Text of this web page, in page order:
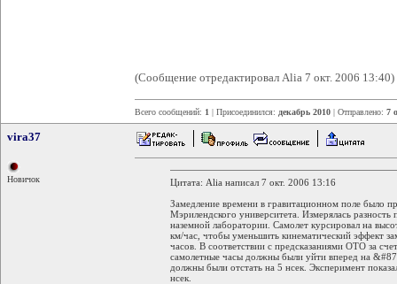
(Сообщение отредактировал Alia 7 окт. 2006 13:40)
Всего сообщений: 1 | Присоединился: декабрь 2010 | Отправлено: 7
vira37
Новичок
Цитата: Alia написал 7 окт. 2006 13:16
Замедление времени в гравитационном поле было
Мэрилендского университета. Измерялась
наземной лаборатории. Самолет курсировал на
км/час, чтобы уменьшить кинематический эффект
часов. В соответствии с предсказаниями ОТО за
самолетные часы должны были уйти вперед на
должны были отстать на 5 нсек. Эксперимент
нсек.